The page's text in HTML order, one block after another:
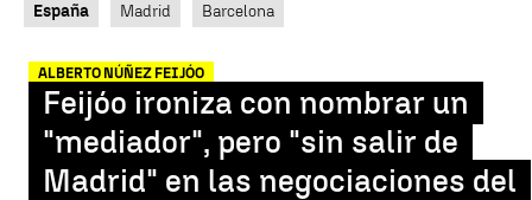
España Madrid Barcelona
ALBERTO NÚÑEZ FEIJÓO
Feijóo ironiza con nombrar un
"mediador", pero "sin salir de
Madrid" en las negociaciones del